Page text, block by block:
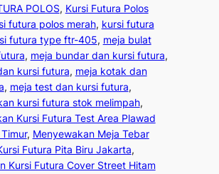
POLOS, Kursi Futura Polos
futura polos merah, kursi futura
futura type ftr-405, meja bulat
, meja bundar dan kursi futura
kursi futura, meja kotak dan
, meja test dan kursi futura
kursi futura stok melimpah
Kursi Futura Test Area Plawad
, Menyewakan Meja Tebar
Futura Pita Biru Jakarta
Kursi Futura Cover Street Hitam